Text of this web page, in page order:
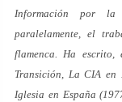
Información por la
paralelamente, el
flamenca. Ha escrito,
Transición, La CIA en
Iglesia en España